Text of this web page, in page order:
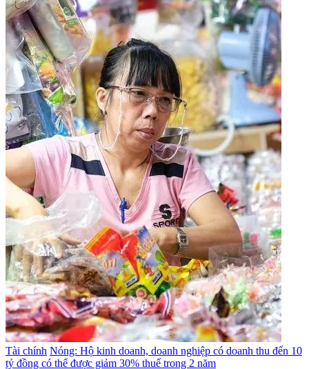
Tài chính Nóng: Hộ kinh doanh, doanh nghiệp có doanh thu đến 10
tỷ đồng có thể được giảm 30% thuế trong 2 năm